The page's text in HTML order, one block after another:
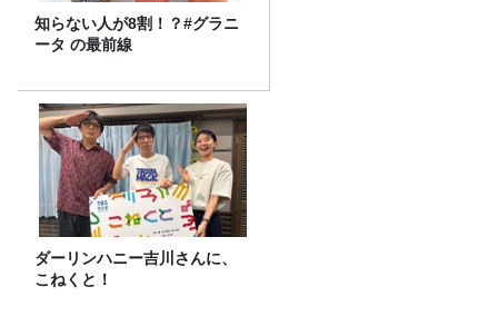
知らない人が8割！？#グラニ
ータ の最前線
ダーリンハニー吉川さんに、
こねくと！